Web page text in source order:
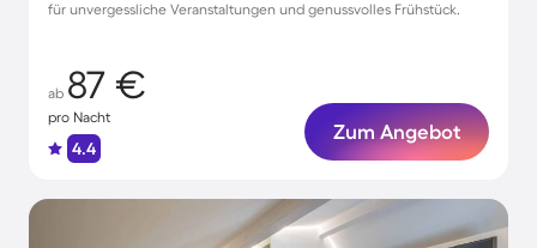
für unvergessliche Veranstaltungen und genussvolles Frühstück.
ab 87 €
pro Nacht
4.4
Zum Angebot